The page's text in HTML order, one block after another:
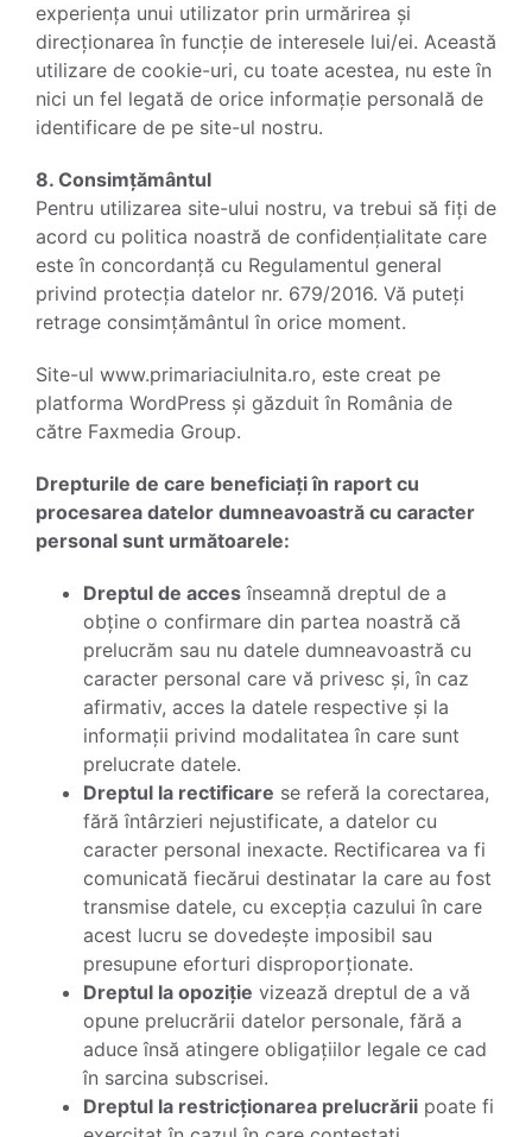
experiența unui utilizator prin urmărirea și
direcționarea în funcție de interesele lui/ei. Această
utilizare de cookie-uri, cu toate acestea, nu este în
nici un fel legată de orice informație personală de
identificare de pe site-ul nostru.
8. Consimțământul
Pentru utilizarea site-ului nostru, va trebui să fiți de
acord cu politica noastră de confidențialitate care
este în concordanță cu Regulamentul general
privind protecția datelor nr. 679/2016. Vă puteți
retrage consimțământul în orice moment.
Site-ul www.primariaciulnita.ro, este creat pe
platforma WordPress și găzduit în România de
către Faxmedia Group.
Drepturile de care beneficiați în raport cu
procesarea datelor dumneavoastră cu caracter
personal sunt următoarele:
Dreptul de acces înseamnă dreptul de a
obține o confirmare din partea noastră că
prelucrăm sau nu datele dumneavoastră cu
caracter personal care vă privesc și, în caz
afirmativ, acces la datele respective și la
informații privind modalitatea în care sunt
prelucrate datele.
Dreptul la rectificare se referă la corectarea,
fără întârzieri nejustificate, a datelor cu
caracter personal inexacte. Rectificarea va fi
comunicată fiecărui destinatar la care au fost
transmise datele, cu excepția cazului în care
acest lucru se dovedește imposibil sau
presupune eforturi disproporționate.
Dreptul la opoziție vizează dreptul de a vă
opune prelucrării datelor personale, fără a
aduce însă atingere obligațiilor legale ce cad
în sarcina subscrisei.
Dreptul la restricționarea prelucrării poate fi